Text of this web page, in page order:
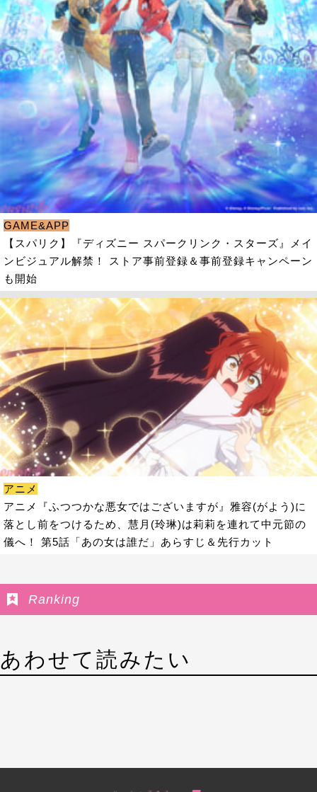
GAME&APP
【スパリク】『ディズニー スパークリンク・スターズ』メイ
ンビジュアル解禁！ ストア事前登録＆事前登録キャンペーン
も開始
アニメ
アニメ『ふつつかな悪女ではございますが』雅容(がよう)に
落とし前をつけるため、慧月(玲琳)は莉莉を連れて中元節の
儀へ！ 第5話「あの女は誰だ」あらすじ＆先行カット
Ranking
あわせて読みたい